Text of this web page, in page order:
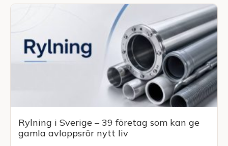
Rylning i Sverige – 39 företag som kan ge
gamla avloppsrör nytt liv